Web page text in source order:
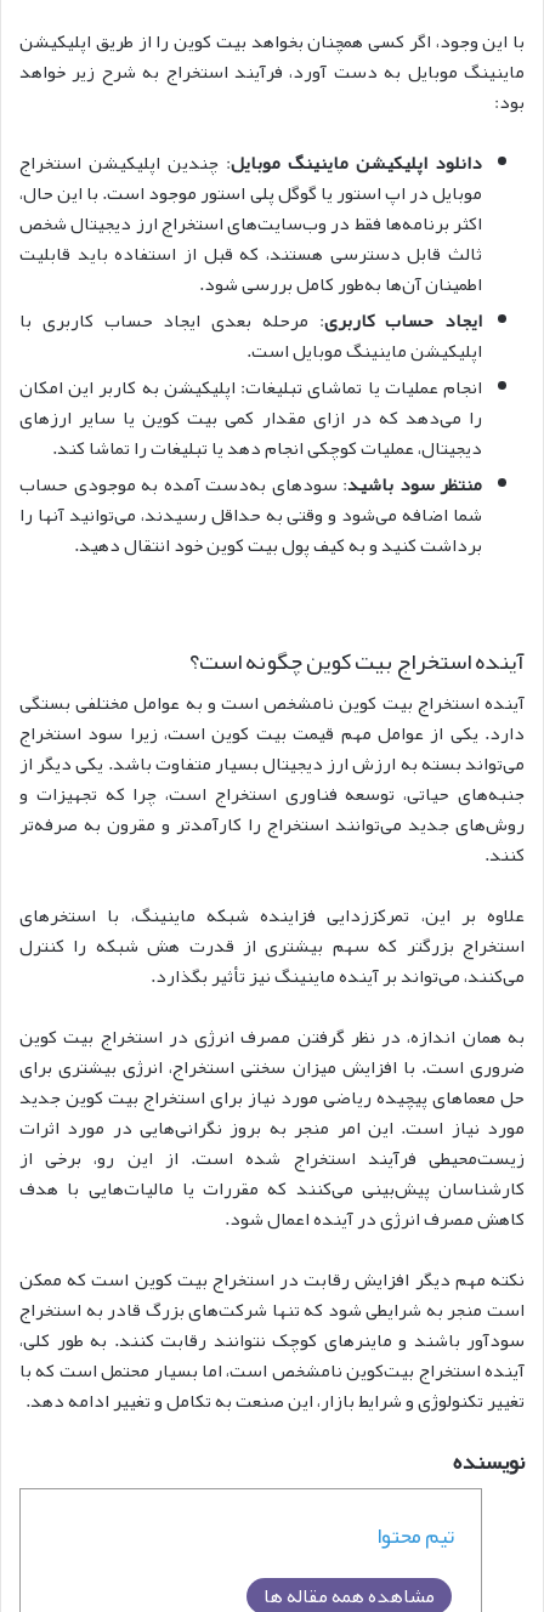
با این وجود، اگر کسی همچنان بخواهد بیت کوین را از طریق اپلیکیشن
ماینینگ موبایل به دست آورد، فرآیند استخراج به شرح زیر خواهد
بود:
دانلود اپلیکیشن ماینینگ موبایل: چندین اپلیکیشن استخراج
موبایل در اپ استور یا گوگل پلی استور موجود است. با این حال،
اکثر برنامه‌ها فقط در وب‌سایت‌های استخراج ارز دیجیتال شخص
ثالث قابل دسترسی هستند، که قبل از استفاده باید قابلیت
اطمینان آن‌ها به‌طور کامل بررسی شود.
ایجاد حساب کاربری: مرحله بعدی ایجاد حساب کاربری با
اپلیکیشن ماینینگ موبایل است.
انجام عملیات یا تماشای تبلیغات: اپلیکیشن به کاربر این امکان
را می‌دهد که در ازای مقدار کمی بیت کوین یا سایر ارزهای
دیجیتال، عملیات کوچکی انجام دهد یا تبلیغات را تماشا کند.
منتظر سود باشید: سودهای به‌دست آمده به موجودی حساب
شما اضافه می‌شود و وقتی به حداقل رسیدند، می‌توانید آنها را
برداشت کنید و به کیف پول بیت کوین خود انتقال دهید.
آینده استخراج بیت کوین چگونه است؟
آینده استخراج بیت کوین نامشخص است و به عوامل مختلفی بستگی
دارد. یکی از عوامل مهم قیمت بیت کوین است، زیرا سود استخراج
می‌تواند بسته به ارزش ارز دیجیتال بسیار متفاوت باشد. یکی دیگر از
جنبه‌های حیاتی، توسعه فناوری استخراج است، چرا که تجهیزات و
روش‌های جدید می‌توانند استخراج را کارآمدتر و مقرون به صرفه‌تر
کنند.
علاوه بر این، تمرکززدایی فزاینده شبکه ماینینگ، با استخرهای
استخراج بزرگتر که سهم بیشتری از قدرت هش شبکه را کنترل
می‌کنند، می‌تواند بر آینده ماینینگ نیز تأثیر بگذارد.
به همان اندازه، در نظر گرفتن مصرف انرژی در استخراج بیت کوین
ضروری است. با افزایش میزان سختی استخراج، انرژی بیشتری برای
حل معماهای پیچیده ریاضی مورد نیاز برای استخراج بیت کوین جدید
مورد نیاز است. این امر منجر به بروز نگرانی‌هایی در مورد اثرات
زیست‌محیطی فرآیند استخراج شده است. از این رو، برخی از
کارشناسان پیش‌بینی می‌کنند که مقررات یا مالیات‌هایی با هدف
کاهش مصرف انرژی در آینده اعمال شود.
نکته مهم دیگر افزایش رقابت در استخراج بیت کوین است که ممکن
است منجر به شرایطی شود که تنها شرکت‌های بزرگ قادر به استخراج
سودآور باشند و ماینرهای کوچک نتوانند رقابت کنند. به طور کلی،
آینده استخراج بیت‌کوین نامشخص است، اما بسیار محتمل است که با
تغییر تکنولوژی و شرایط بازار، این صنعت به تکامل و تغییر ادامه دهد.
نویسنده
تیم محتوا
مشاهده همه مقاله ها